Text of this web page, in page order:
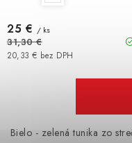
20,33 € bez DPH
25 € / ks
31,30 €
Bielo - zelená tunika zo